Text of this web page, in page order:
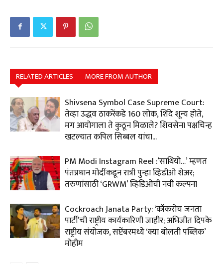
RELATED ARTICLES MORE FROM AUTHOR
Shivsena Symbol Case Supreme Court:
तेव्हा उद्धव ठाकरेंकडे 160 लोक, शिंदे शून्य होते,
मग आयोगाला ते कुठून मिळाले? शिवसेना पक्षचिन्ह
खटल्यात कपिल सिब्बल यांचा...
PM Modi Instagram Reel :’साथियो…’ म्हणत
पंतप्रधान मोदींकडून रात्री पुन्हा व्हिडीओ शेअर;
तरुणांसाठी ‘GRWM’ व्हिडिओची नवी कल्पना
Cockroach Janata Party: ‘कॉकरोच जनता
पार्टी’ची राष्ट्रीय कार्यकारिणी जाहीर; अभिजीत दिपके
राष्ट्रीय संयोजक, सप्टेंबरमध्ये ‘क्या बोलती पब्लिक’
मोहीम